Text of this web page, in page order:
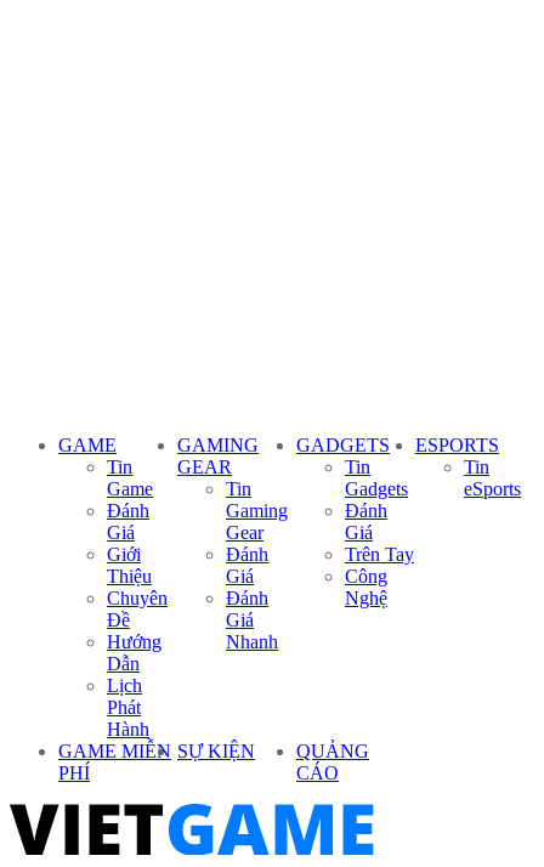
GAME
Tin
Game
Đánh
Giá
Giới
Thiệu
Chuyên
Đề
Hướng
Dẫn
Lịch
Phát
Hành
GAMING
GEAR
Tin
Gaming
Gear
Đánh
Giá
Đánh
Giá
Nhanh
GADGETS
Tin
Gadgets
Đánh
Giá
Trên Tay
Công
Nghệ
ESPORTS
Tin
eSports
GAME MIỄN
PHÍ
SỰ KIỆN
QUẢNG
CÁO